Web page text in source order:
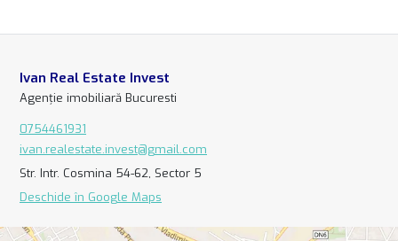
Ivan Real Estate Invest
Agenție imobiliară Bucuresti
0754461931
ivan.realestate.invest@gmail.com
Str. Intr. Cosmina 54-62, Sector 5
Deschide în Google Maps